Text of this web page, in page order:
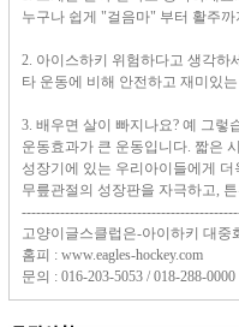
누구나 쉽게 "걸음마" 부터 활주
2. 아이스하키 위험하다고 생각하
타 운동에 비해 안전하고 재미있
3. 배우면 살이 빠지나요? 예 그렇
운동효과가 큰 운동입니다. 짧은
성장기에 있는 우리아이들에게 더
무릎관절의 성장판을 자극하고,
고양이글스클럽은-아이하키 대중
홈피 : www.eagles-hockey.com
문의 : 016-203-5053 / 018-288-0000